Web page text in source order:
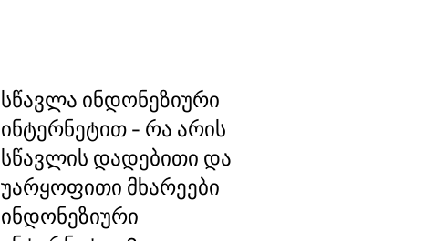
სწავლა ინდონეზიური
ინტერნეტით - რა არის
სწავლის დადებითი და
უარყოფითი მხარეები
ინდონეზიური